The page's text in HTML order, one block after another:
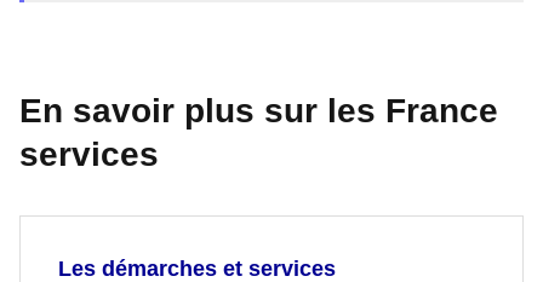
En savoir plus sur les France
services
Les démarches et services